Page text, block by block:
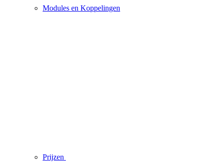
Modules en Koppelingen
Prijzen